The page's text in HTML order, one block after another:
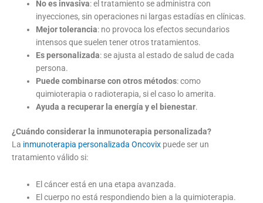
No es invasiva: el tratamiento se administra con
inyecciones, sin operaciones ni largas estadías en clínicas.
Mejor tolerancia: no provoca los efectos secundarios
intensos que suelen tener otros tratamientos.
Es personalizada: se ajusta al estado de salud de cada
persona.
Puede combinarse con otros métodos: como
quimioterapia o radioterapia, si el caso lo amerita.
Ayuda a recuperar la energía y el bienestar.
¿Cuándo considerar la inmunoterapia personalizada?
La inmunoterapia personalizada Oncovix puede ser un
tratamiento válido si:
El cáncer está en una etapa avanzada.
El cuerpo no está respondiendo bien a la quimioterapia.